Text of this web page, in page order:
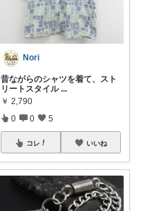
Nori
昔ながらのシャツを着て、スト
リートスタイル ...
￥ 2,790
0 0 5
コレ いいね